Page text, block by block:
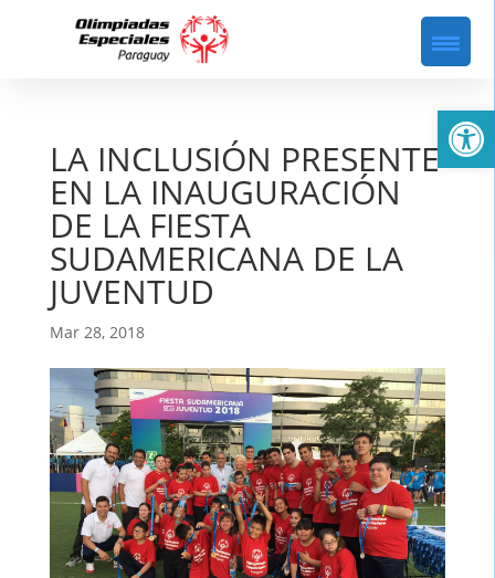
LA INCLUSIÓN PRESENTE
EN LA INAUGURACIÓN
DE LA FIESTA
SUDAMERICANA DE LA
JUVENTUD
Mar 28, 2018